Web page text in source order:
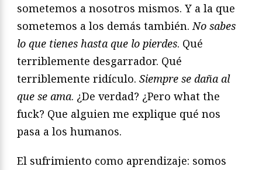
sometemos a nosotros mismos. Y a la que
sometemos a los demás también.No sabes
lo que tienes hasta que lo pierdes. Qué
terriblemente desgarrador. Qué
terriblemente ridículo. Siempre se daña al
que se ama. ¿De verdad? ¿Pero what the
fuck? Que alguien me explique qué nos
pasa a los humanos.
El sufrimiento como aprendizaje: somos